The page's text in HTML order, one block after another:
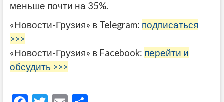
меньше почти на 35%.
«Новости-Грузия» в Telegram: подписаться
>>>
«Новости-Грузия» в Facebook: перейти и
обсудить >>>